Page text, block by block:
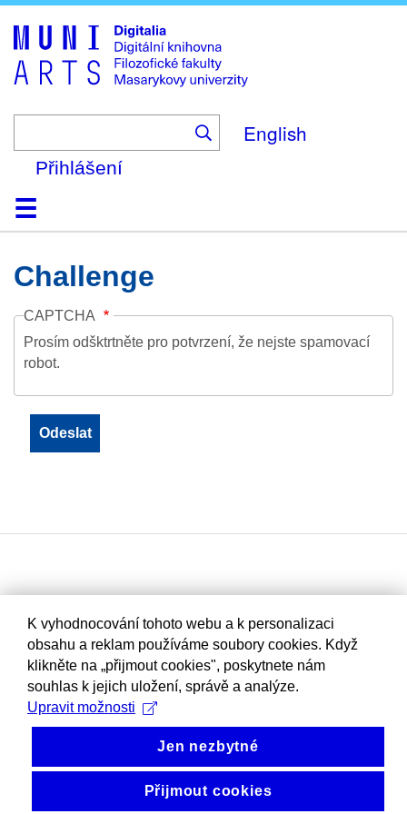
to
main
content
English
Přihlášení
DomůKolekce
Prohlížení
Vyhledávání
O platformě
Nápověda
KontaktDigitalia
Challenge
CAPTCHA
Prosím odšktrtněte pro potvrzení, že nejste spamovací
robot.
K vyhodnocování tohoto webu a k personalizaci
obsahu a reklam používáme soubory cookies. Když
klikněte na „přijmout cookies", poskytnete nám
souhlas k jejich uložení, správě a analýze.
Upravit možnosti
Jen nezbytné
Přijmout cookies